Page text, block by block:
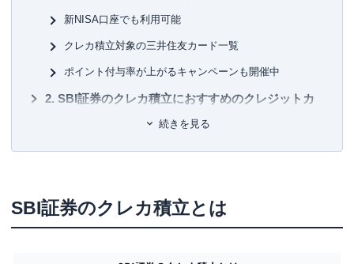
約100枚のクレジットカードを保有、年間約150万円の年会
一般カードからプラチナカードまで幅広い層のカードを実
しか分からない信用できる情報提供を行っています。所有
されているすべてのカードを月に1度は必ず利用しながら、
【主な著書】
新かんたんポイント&カード生活 (自由国民ムック)
新NISA口座でも利用可能
クレカ積立対象の三井住友カード一覧
ポイント付与率が上がるキャンペーンも開催中
SBI証券のクレカ積立におすすめのクレジットカ
おすすめクレカ③三井住友カード プラチナプリファード
SBI証券のクレカ積立のメリット
続きを見る
SBI証券のクレカ積立とは